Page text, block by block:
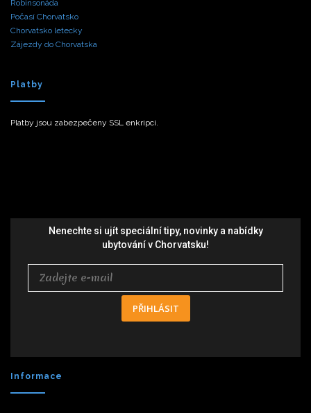
Robinsonáda
Počasí Chorvatsko
Chorvatsko letecky
Zájezdy do Chorvatska
Platby
Platby jsou zabezpečeny SSL enkripci.
Nenechte si ujít speciální tipy, novinky a nabídky
ubytování v Chorvatsku!
PŘIHLÁSIT
Informace